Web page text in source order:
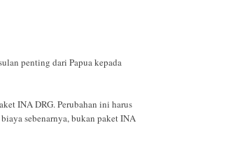
penting dari Papua kepada
INA DRG. Perubahan ini harus
sebenarnya, bukan paket INA